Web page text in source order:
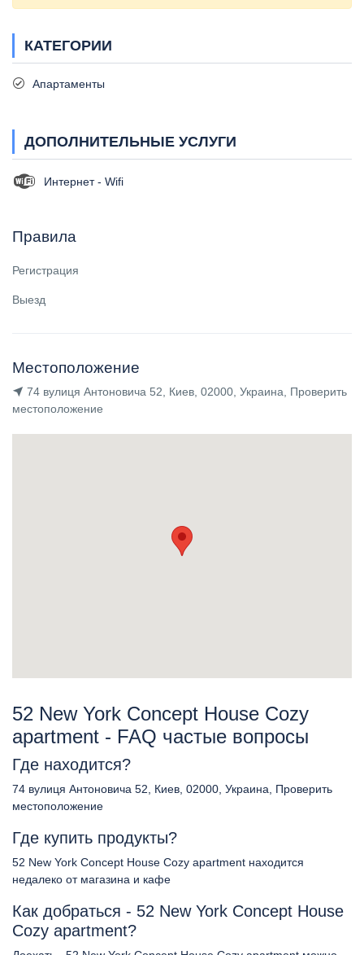
КАТЕГОРИИ
Апартаменты
ДОПОЛНИТЕЛЬНЫЕ УСЛУГИ
Интернет - Wifi
Правила
Регистрация
Выезд
Местоположение
74 вулиця Антоновича 52, Киев, 02000, Украина, Проверить
местоположение
52 New York Concept House Cozy
apartment - FAQ частые вопросы
Где находится?
74 вулиця Антоновича 52, Киев, 02000, Украина, Проверить
местоположение
Где купить продукты?
52 New York Concept House Cozy apartment находится
недалеко от магазина и кафе
Как добраться - 52 New York Concept House
Cozy apartment?